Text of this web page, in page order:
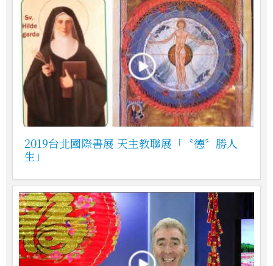
2019台北國際書展 天主教聯展「〝德〞勝人
生」